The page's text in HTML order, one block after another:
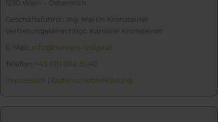
1230 Wien – Österreich
Geschäftsführer: Ing. Martin Kronsteiner
Vertretungsberechtigt: Karoline Kronsteiner
E-Mail: info@hunters-lodge.at
Telefon: +43 (0)1 802 35 40
Impressum
Datenschutzerklärung